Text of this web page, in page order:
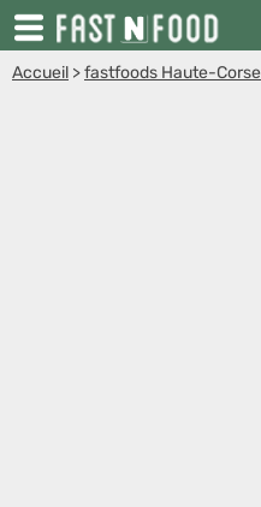
Accueil >fastfoods Haute-Corse